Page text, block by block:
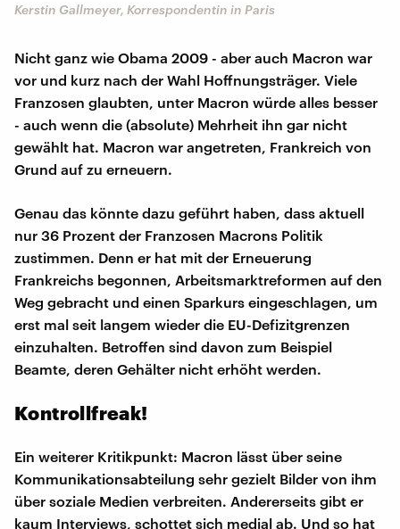
Kerstin Gallmeyer, Korrespondentin in Paris
Nicht ganz wie Obama 2009 - aber auch Macron war
vor und kurz nach der Wahl Hoffnungsträger. Viele
Franzosen glaubten, unter Macron würde alles besser
- auch wenn die (absolute) Mehrheit ihn gar nicht
gewählt hat. Macron war angetreten, Frankreich von
Grund auf zu erneuern.
Genau das könnte dazu geführt haben, dass aktuell
nur 36 Prozent der Franzosen Macrons Politik
zustimmen. Denn er hat mit der Erneuerung
Frankreichs begonnen, Arbeitsmarktreformen auf den
Weg gebracht und einen Sparkurs eingeschlagen, um
erst mal seit langem wieder die EU-Defizitgrenzen
einzuhalten. Betroffen sind davon zum Beispiel
Beamte, deren Gehälter nicht erhöht werden.
Kontrollfreak!
Ein weiterer Kritikpunkt: Macron lässt über seine
Kommunikationsabteilung sehr gezielt Bilder von ihm
über soziale Medien verbreiten. Andererseits gibt er
kaum Interviews, schottet sich medial ab. Und so hat